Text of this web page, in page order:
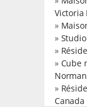
Victoria
»
»
»
» Cube
»
Canada